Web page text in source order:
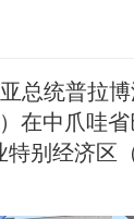
总统普拉
）在中爪哇
特别经济区